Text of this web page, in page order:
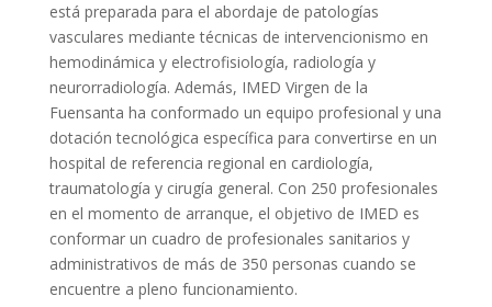
está preparada para el abordaje de patologías
vasculares mediante técnicas de intervencionismo en
hemodinámica y electrofisiología, radiología y
neurorradiología. Además, IMED Virgen de la
Fuensanta ha conformado un equipo profesional y una
dotación tecnológica específica para convertirse en un
hospital de referencia regional en cardiología,
traumatología y cirugía general. Con 250 profesionales
en el momento de arranque, el objetivo de IMED es
conformar un cuadro de profesionales sanitarios y
administrativos de más de 350 personas cuando se
encuentre a pleno funcionamiento.